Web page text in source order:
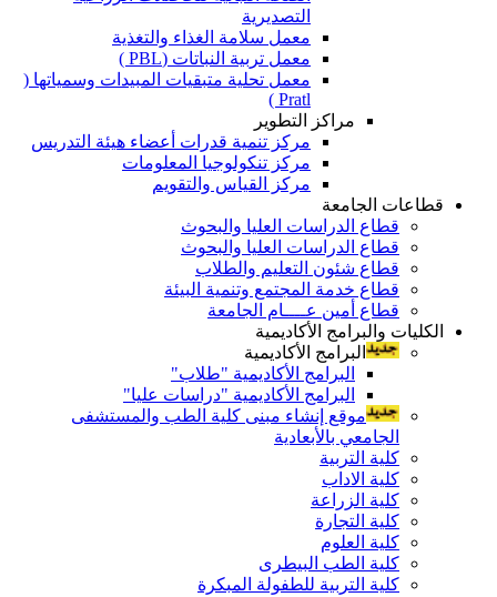
التصديرية
معمل سلامة الغذاء والتغذية
معمل تربية النباتات (PBL )
معمل تحلية متبقيات المبيدات وسمياتها (
Pratl )
مراكز التطوير
مركز تنمية قدرات أعضاء هيئة التدريس
مركز تنكولوجيا المعلومات
مركز القياس والتقويم
قطاعات الجامعة
قطاع الدراسات العليا والبحوث
قطاع الدراسات العليا والبحوث
قطاع شئون التعليم والطلاب
قطاع خدمة المجتمع وتنمية البيئة
قطاع أمين عــــام الجامعة
الكليات والبرامج الأكاديمية
البرامج الأكاديمية
البرامج الأكاديمية "طلاب"
البرامج الأكاديمية "دراسات عليا"
موقع إنشاء مبنى كلية الطب والمستشفى
الجامعي بالأبعادية
كلية التربية
كلية الاداب
كلية الزراعة
كلية التجارة
كلية العلوم
كلية الطب البيطرى
كلية التربية للطفولة المبكرة